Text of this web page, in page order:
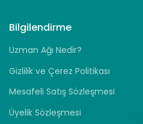
Bilgilendirme
Uzman Ağı Nedir?
Gizlilik ve Çerez Politikası
Mesafeli Satış Sözleşmesi
Üyelik Sözleşmesi